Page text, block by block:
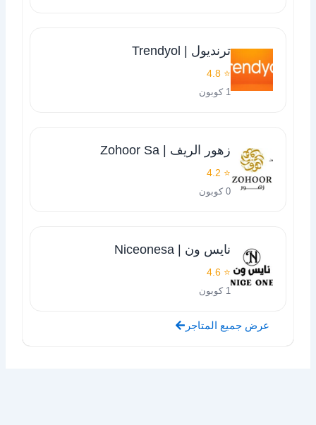
ترنديول | Trendyol
⭐ 4.8
1 كوبون
زهور الريف | Zohoor Sa
⭐ 4.2
0 كوبون
نايس ون | Niceonesa
⭐ 4.6
1 كوبون
عرض جميع المتاجر